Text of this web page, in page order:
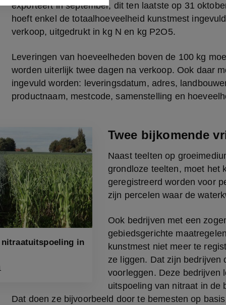
exporteert in september, dit ten laatste op 31
hoeft enkel de totaalhoeveelheid kunstmest
verkoop, uitgedrukt in kg N en kg P2O5.
Leveringen van hoeveelheden boven de 100 kg
worden uiterlijk twee dagen na verkoop. Ook daar
ingevuld worden: leveringsdatum, adres,
productnaam, mestcode, samenstelling en
nitraatuitspoeling in
Twee bijkomende
Naast teelten op
grondloze teelten, moet het
geregistreerd worden voor
zijn percelen waar de
Ook bedrijven met een
gebiedsgerichte
kunstmest niet meer te
ze liggen. Dat zijn bedrijven
voorleggen. Deze bedrijven
uitspoeling van nitraat in de
Dat doen ze bijvoorbeeld door te bemesten op